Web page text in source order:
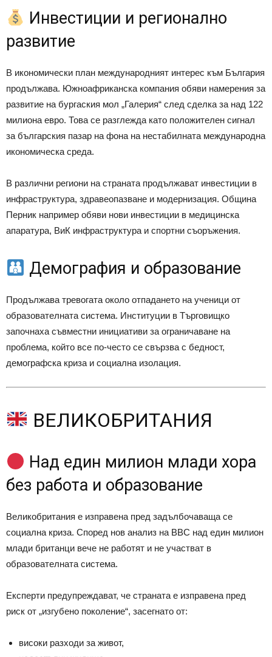
Инвестиции и регионално
развитие
В икономически план международният интерес към България
продължава. Южноафриканска компания обяви намерения за
развитие на бургаския мол „Галерия“ след сделка за над 122
милиона евро. Това се разглежда като положителен сигнал
за българския пазар на фона на нестабилната международна
икономическа среда.
В различни региони на страната продължават инвестиции в
инфраструктура, здравеопазване и модернизация. Община
Перник например обяви нови инвестиции в медицинска
апаратура, ВиК инфраструктура и спортни съоръжения.
Демография и образование
Продължава тревогата около отпадането на ученици от
образователната система. Институции в Търговищко
започнаха съвместни инициативи за ограничаване на
проблема, който все по-често се свързва с бедност,
демографска криза и социална изолация.
ВЕЛИКОБРИТАНИЯ
Над един милион млади хора
без работа и образование
Великобритания е изправена пред задълбочаваща се
социална криза. Според нов анализ на BBC над един милион
млади британци вече не работят и не участват в
образователната система.
Експерти предупреждават, че страната е изправена пред
риск от „изгубено поколение“, засегнато от:
високи разходи за живот,